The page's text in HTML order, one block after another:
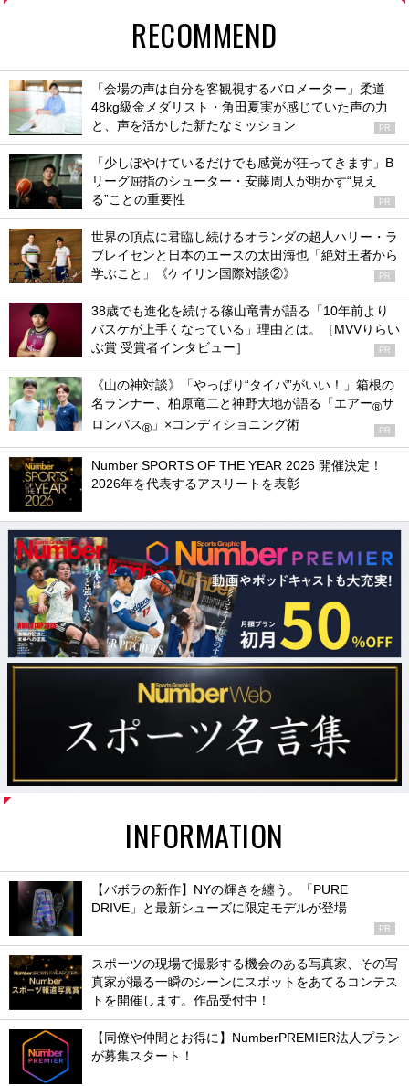
RECOMMEND
「会場の声は自分を客観視するバロメーター」柔道
48kg級金メダリスト・角田夏実が感じていた声の力
と、声を活かした新たなミッション
PR
「少しぼやけているだけでも感覚が狂ってきます」B
リーグ屈指のシューター・安藤周人が明かす“見え
る”ことの重要性
PR
世界の頂点に君臨し続けるオランダの超人ハリー・ラ
ブレイセンと日本のエースの太田海也「絶対王者から
学ぶこと」《ケイリン国際対談②》
PR
38歳でも進化を続ける篠山竜青が語る「10年前より
バスケが上手くなっている」理由とは。［MVVりらい
ぶ賞 受賞者インタビュー］
PR
《山の神対談》「やっぱり“タイパ”がいい！」箱根の
名ランナー、柏原竜二と神野大地が語る「エアー®サ
ロンパス® 」×コンディショニング術 PR
Number SPORTS OF THE YEAR 2026 開催決定！
2026年を代表するアスリートを表彰
INFORMATION
【バボラの新作】NYの輝きを纏う。「PURE
DRIVE」と最新シューズに限定モデルが登場
PR
スポーツの現場で撮影する機会のある写真家、その写
真家が撮る一瞬のシーンにスポットをあてるコンテス
トを開催します。作品受付中！
【同僚や仲間とお得に】NumberPREMIER法人プラン
が募集スタート！